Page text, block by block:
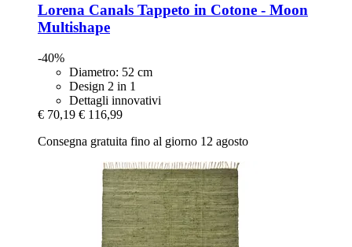
Lorena Canals Tappeto in Cotone -​ Moon
Multishape
-40%
Diametro: 52 cm
Design 2 in 1
Dettagli innovativi
€ 70,19 € 116,99
Consegna gratuita fino al giorno 12 agosto